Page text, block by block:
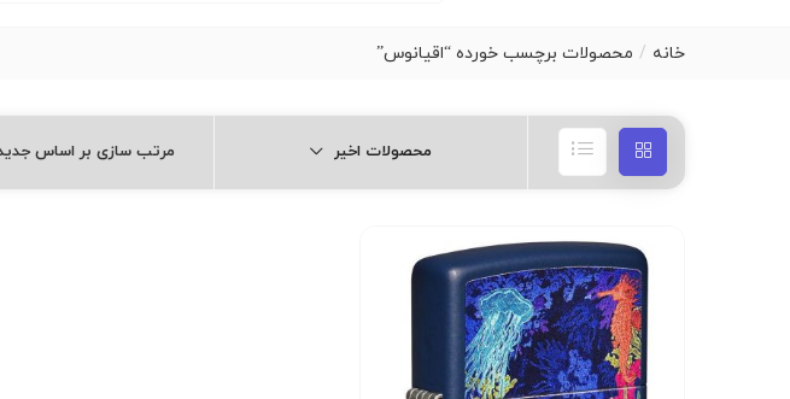
خانه محصولات برچسب خورده “اقیانوس”
محصولات اخیر مرتب سازی بر اساس